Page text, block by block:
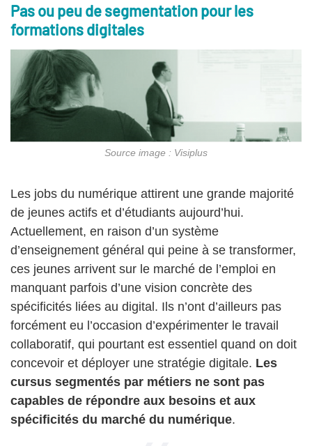
Pas ou peu de segmentation pour les
formations digitales
Source image : Visiplus
Les jobs du numérique attirent une grande majorité
de jeunes actifs et d’étudiants aujourd’hui.
Actuellement, en raison d’un système
d’enseignement général qui peine à se transformer,
ces jeunes arrivent sur le marché de l’emploi en
manquant parfois d’une vision concrète des
spécificités liées au digital. Ils n’ont d’ailleurs pas
forcément eu l’occasion d’expérimenter le travail
collaboratif, qui pourtant est essentiel quand on doit
concevoir et déployer une stratégie digitale. Les
cursus segmentés par métiers ne sont pas
capables de répondre aux besoins et aux
spécificités du marché du numérique.